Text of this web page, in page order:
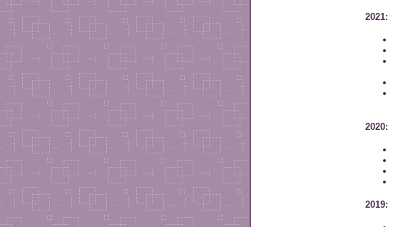
2021:
2020:
2019: